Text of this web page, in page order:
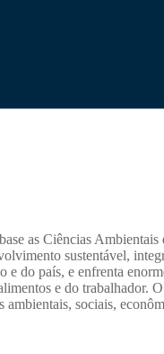
as Ciências
sustentável,
do país, e enfrenta
e do trabalhador.
sociais,